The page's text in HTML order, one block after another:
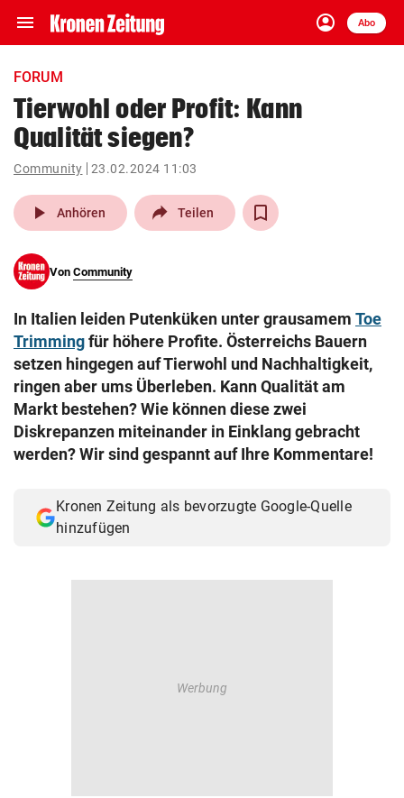
menu Navigation
ein-/ausklappen
account_circle
Anmelden
Abo
close Schließen
account_circle Anmelden
pin_drop
Wien arrow_right
search
eingeben
Muthgasse 2, 1190 Wien
FORUM
Tierwohl oder Profit: Kann
Qualität siegen?
Community 23.02.2024 11:03
play_arrow Anhören Teilen
Von Community
In Italien leiden Putenküken unter grausamem Toe
Trimmingfür höhere Profite. Österreichs Bauern
setzen hingegen auf Tierwohl und Nachhaltigkeit,
ringen aber ums Überleben. Kann Qualität am
Markt bestehen? Wie können diese zwei
Diskrepanzen miteinander in Einklang gebracht
werden? Wir sind gespannt auf Ihre Kommentare!
Kronen Zeitung als bevorzugte Google-Quelle
hinzufügen